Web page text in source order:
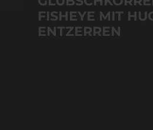
FISHEYE MIT
ENTZERREN